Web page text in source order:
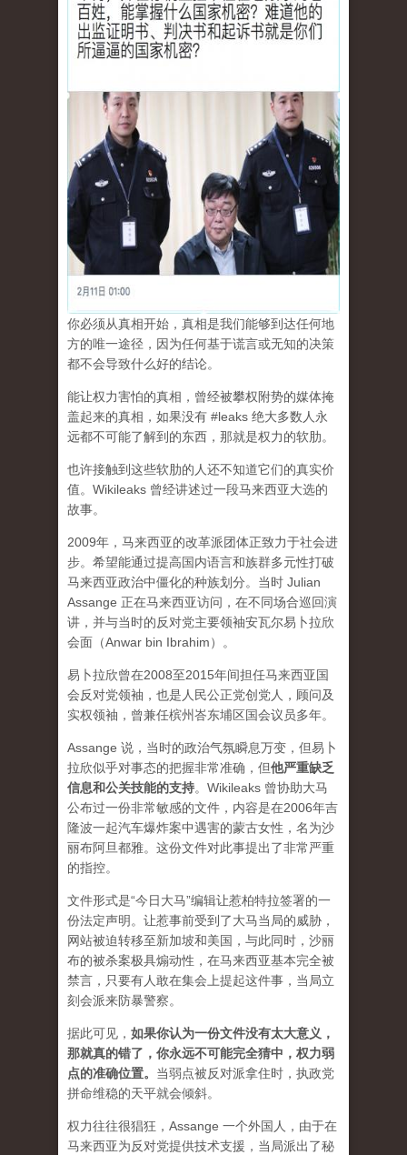
你必须从真相开始，真相是我们能够到达任何地
方的唯一途径，因为任何基于谎言或无知的决策
都不会导致什么好的结论。
能让权力害怕的真相，曾经被攀权附势的媒体掩
盖起来的真相，如果没有 #leaks 绝大多数人永
远都不可能了解到的东西，那就是权力的软肋。
也许接触到这些软肋的人还不知道它们的真实价
值。Wikileaks 曾经讲述过一段马来西亚大选的
故事。
2009年，马来西亚的改革派团体正致力于社会进
步。希望能通过提高国内语言和族群多元性打破
马来西亚政治中僵化的种族划分。当时 Julian
Assange 正在马来西亚访问，在不同场合巡回演
讲，并与当时的反对党主要领袖安瓦尔易卜拉欣
会面（Anwar bin Ibrahim）。
易卜拉欣曾在2008至2015年间担任马来西亚国
会反对党领袖，也是人民公正党创党人，顾问及
实权领袖，曾兼任槟州峇东埔区国会议员多年。
Assange 说，当时的政治气氛瞬息万变，但易卜
拉欣似乎对事态的把握非常准确，但他严重缺乏
信息和公关技能的支持。Wikileaks 曾协助大马
公布过一份非常敏感的文件，内容是在2006年吉
隆波一起汽车爆炸案中遇害的蒙古女性，名为沙
丽布阿旦都雅。这份文件对此事提出了非常严重
的指控。
文件形式是“今日大马”编辑让惹柏特拉签署的一
份法定声明。让惹事前受到了大马当局的威胁，
网站被迫转移至新加坡和美国，与此同时，沙丽
布的被杀案极具煽动性，在马来西亚基本完全被
禁言，只要有人敢在集会上提起这件事，当局立
刻会派来防暴警察。
据此可见， 如果你认为一份文件没有太大意义，
那就真的错了，你永远不可能完全猜中，权力弱
点的准确位置。 当弱点被反对派拿住时，执政党
拼命维稳的天平就会倾斜。
权力往往很猖狂，Assange 一个外国人，由于在
马来西亚为反对党提供技术支援，当局派出了秘